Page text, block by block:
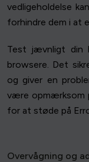
vedligeholdelse
forhindre dem i at
Test jævnligt din
browsere. Det
og giver en
være opmærksom
for at støde på
Overvågning og